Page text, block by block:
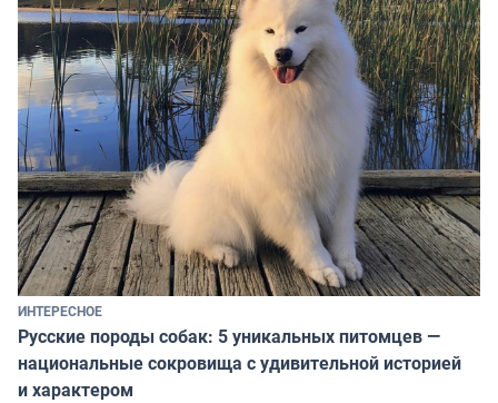
ИНТЕРЕСНОЕ
Русские породы собак: 5 уникальных питомцев —
национальные сокровища с удивительной историей
и характером